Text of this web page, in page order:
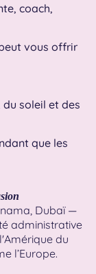
coach,
vous offrir
du soleil et des
que les
Dubaï —
administrative
du
l’Europe.